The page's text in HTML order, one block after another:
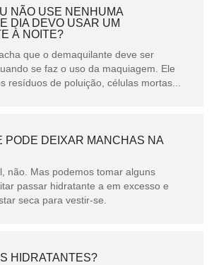
NÃO USE NENHUMA
DIA DEVO USAR UM
À NOITE?
que o demaquilante deve ser
se faz o uso da maquiagem. Ele
resíduos de poluição, células mortas...
PODE DEIXAR MANCHAS NA
não. Mas podemos tomar alguns
passar hidratante a em excesso e
seca para vestir-se.
HIDRATANTES?